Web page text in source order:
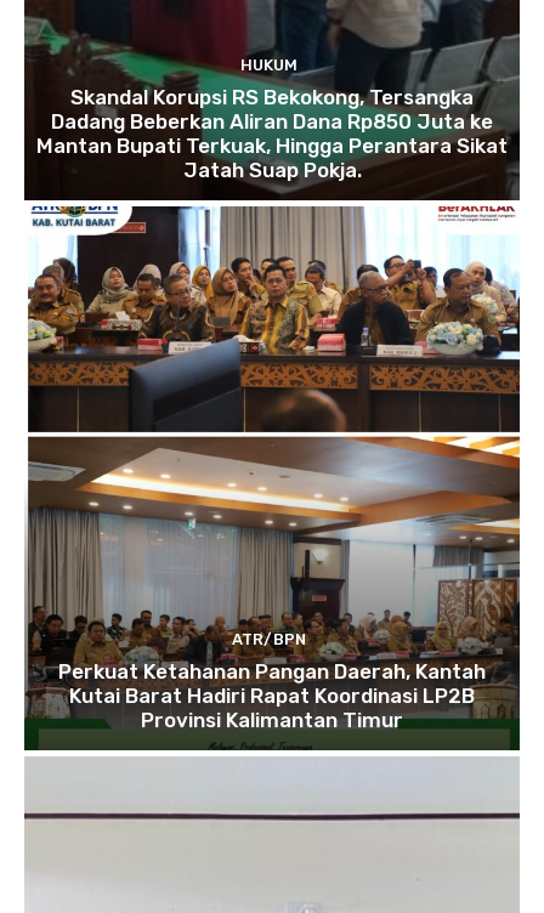
HUKUM
Skandal Korupsi RS Bekokong, Tersangka
Dadang Beberkan Aliran Dana Rp850 Juta ke
Mantan Bupati Terkuak, Hingga Perantara Sikat
Jatah Suap Pokja.
ATR/BPN
Perkuat Ketahanan Pangan Daerah, Kantah
Kutai Barat Hadiri Rapat Koordinasi LP2B
Provinsi Kalimantan Timur